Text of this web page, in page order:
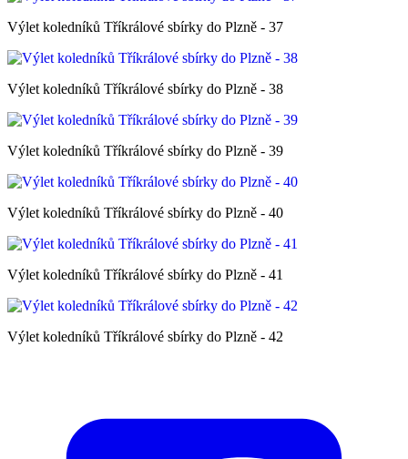
Výlet koledníků Tříkrálové sbírky do Plzně - 37
Výlet koledníků Tříkrálové sbírky do Plzně - 38
Výlet koledníků Tříkrálové sbírky do Plzně - 39
Výlet koledníků Tříkrálové sbírky do Plzně - 40
Výlet koledníků Tříkrálové sbírky do Plzně - 41
Výlet koledníků Tříkrálové sbírky do Plzně - 42